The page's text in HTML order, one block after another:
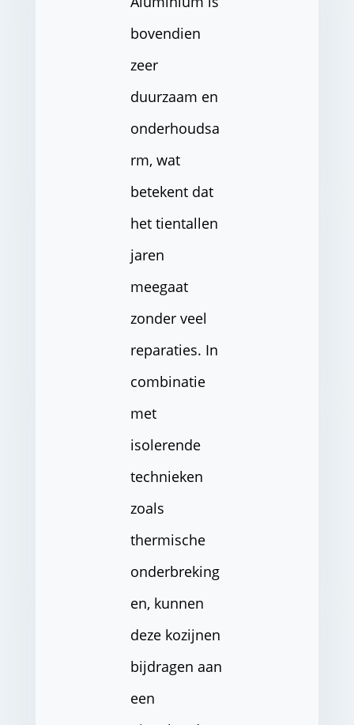
bovendien
zeer
duurzaam en
onderhoudsa
rm, wat
betekent dat
het tientallen
jaren
meegaat
zonder veel
reparaties. In
combinatie
met
isolerende
technieken
zoals
thermische
onderbreking
en, kunnen
deze kozijnen
bijdragen aan
een